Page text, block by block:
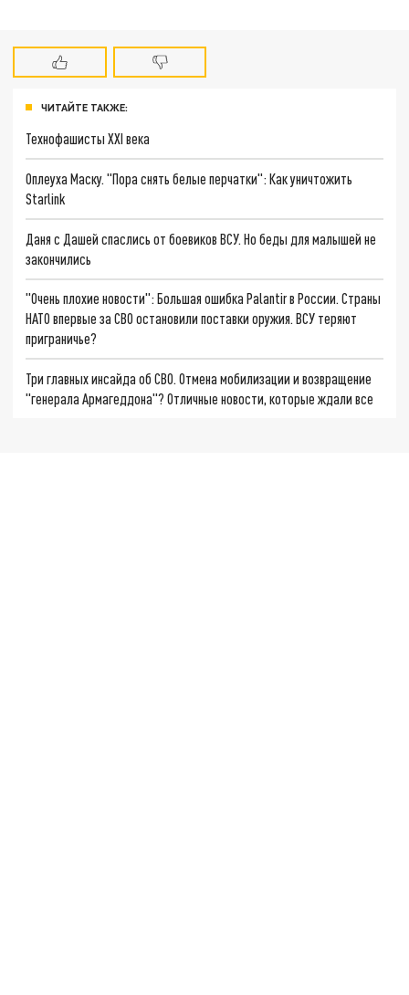
ЧИТАЙТЕ ТАКЖЕ:
Технофашисты XXI века
Оплеуха Маску. "Пора снять белые перчатки": Как уничтожить
Starlink
Даня с Дашей спаслись от боевиков ВСУ. Но беды для малышей не
закончились
"Очень плохие новости": Большая ошибка Palantir в России. Страны
НАТО впервые за СВО остановили поставки оружия. ВСУ теряют
приграничье?
Три главных инсайда об СВО. Отмена мобилизации и возвращение
"генерала Армагеддона"? Отличные новости, которые ждали все